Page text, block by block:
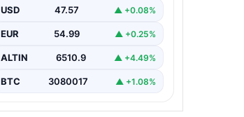
USD 47.57 ▲ +0.08%
EUR 54.99 ▲ +0.25%
ALTIN 6510.9 ▲ +4.49%
BTC 3080017 ▲ +1.08%